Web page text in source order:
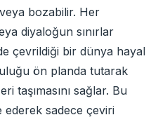
bozabilir. Her
diyaloğun sınırlar
çevrildiği bir dünya hayal
ön planda tutarak
taşımasını sağlar. Bu
sadece çeviri